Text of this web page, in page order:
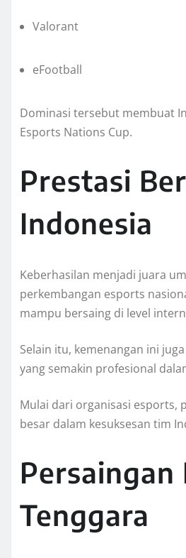
Valorant
eFootball
Dominasi tersebut membuat
Esports Nations Cup.
Prestasi
Indonesia
Keberhasilan menjadi juara
perkembangan esports
mampu bersaing di level
Selain itu, kemenangan ini
yang semakin profesional
Mulai dari organisasi esports,
besar dalam kesuksesan tim
Tenggara